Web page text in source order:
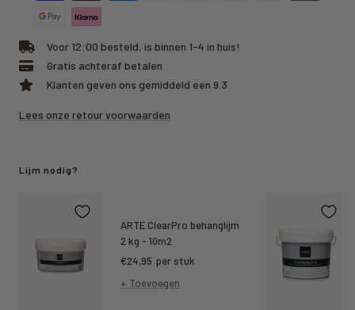
Voor 12:00 besteld, is binnen 1-4 in huis!
Gratis achteraf betalen
Klanten geven ons gemiddeld een 9.3
Lees onze retour voorwaarden
Lijm nodig?
ARTE ClearPro behanglijm
2 kg - 10m2
Kortings
prijs
€24,95 per stuk
+ Toevoegen